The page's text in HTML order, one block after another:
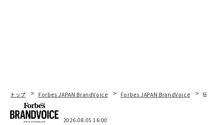
トップ Forbes JAPAN BrandVoice Forbes JAPAN BrandVoice 伝統
2026.08.05 16:00